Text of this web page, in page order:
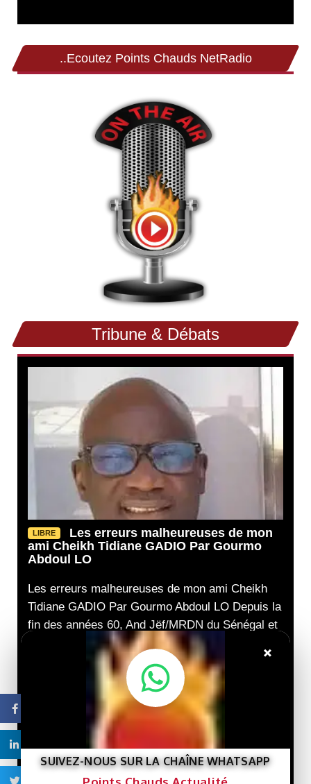
..Ecoutez Points Chauds NetRadio
Tribune & Débats
LIBRE
Les erreurs malheureuses de mon
ami Cheikh Tidiane GADIO Par Gourmo
Abdoul LO
Les erreurs malheureuses de mon ami Cheikh
Tidiane GADIO Par Gourmo Abdoul LO Depuis la
fin des années 60, And Jëf/MRDN du Sénégal et
LIBRE
Nouveau livre :
« Gaza et le destin de la
Palestine »… Une lecture
de l’histoire de la cause
palestinienne depuis la
porte de Gaza.
29/07/2026
×
SUIVEZ-NOUS SUR LA CHAÎNE WHATSAPP